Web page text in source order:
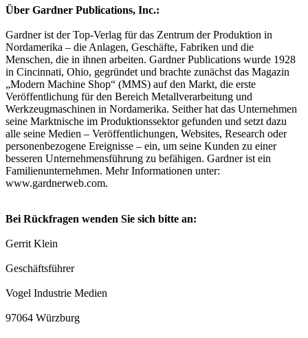
Über Gardner Publications, Inc.:
Gardner ist der Top-Verlag für das Zentrum der Produktion in
Nordamerika – die Anlagen, Geschäfte, Fabriken und die
Menschen, die in ihnen arbeiten. Gardner Publications wurde 1928
in Cincinnati, Ohio, gegründet und brachte zunächst das Magazin
„Modern Machine Shop“ (MMS) auf den Markt, die erste
Veröffentlichung für den Bereich Metallverarbeitung und
Werkzeugmaschinen in Nordamerika. Seither hat das Unternehmen
seine Marktnische im Produktionssektor gefunden und setzt dazu
alle seine Medien – Veröffentlichungen, Websites, Research oder
personenbezogene Ereignisse – ein, um seine Kunden zu einer
besseren Unternehmensführung zu befähigen. Gardner ist ein
Familienunternehmen. Mehr Informationen unter:
www.gardnerweb.com.
Bei Rückfragen wenden Sie sich bitte an:
Gerrit Klein
Geschäftsführer
Vogel Industrie Medien
97064 Würzburg